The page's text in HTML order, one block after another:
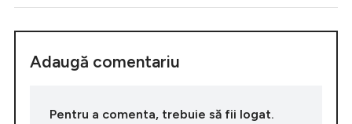
Adaugă comentariu
Pentru a comenta, trebuie să fii logat.